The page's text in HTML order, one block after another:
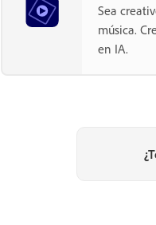
Sea
música.
en IA.